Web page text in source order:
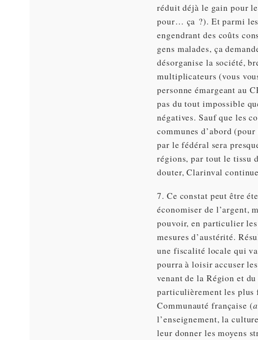
réduit déjà le gain pour
pour… ça ?). Et parmi les
engendrant des coûts
gens malades, ça
désorganise la société,
multiplicateurs (vous
personne émargeant au
pas du tout impossible
négatives. Sauf que les
communes d’abord
par le fédéral sera
régions, par tout le tissu
douter, Clarinval
7. Ce constat peut être
économiser de l’argent,
pouvoir, en particulier
mesures d’austérité.
une fiscalité locale qui
pourra à loisir accuser
venant de la Région et
particulièrement les plus
Communauté française (
l’enseignement, la
leur donner les moyens